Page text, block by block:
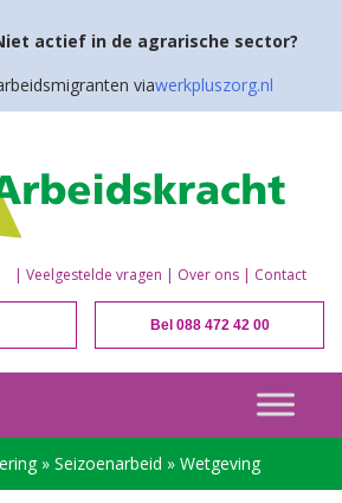
actief in de agrarische sector?
viawerkpluszorg.nl
| Veelgestelde vragen | Over ons | Contact
Bel 088 472 42 00
» Seizoenarbeid » Wetgeving